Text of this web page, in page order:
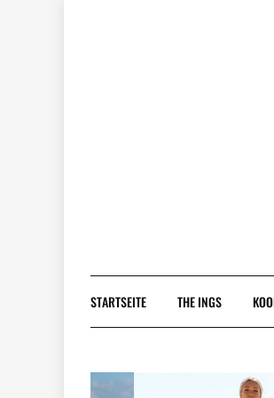
STARTSEITE THE INGS